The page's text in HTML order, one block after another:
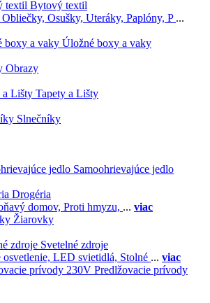
Bytový textil
Obliečky, Osušky, Uteráky, Paplóny, P ...
Úložné boxy a vaky
Obrazy
Tapety a Lišty
Slnečníky
Samoohrievajúce jedlo
Drogéria
domov, Proti hmyzu, ... viac
Žiarovky
Svetelné zdroje
LED svietidlá, Stolné ... viac
Predlžovacie prívody